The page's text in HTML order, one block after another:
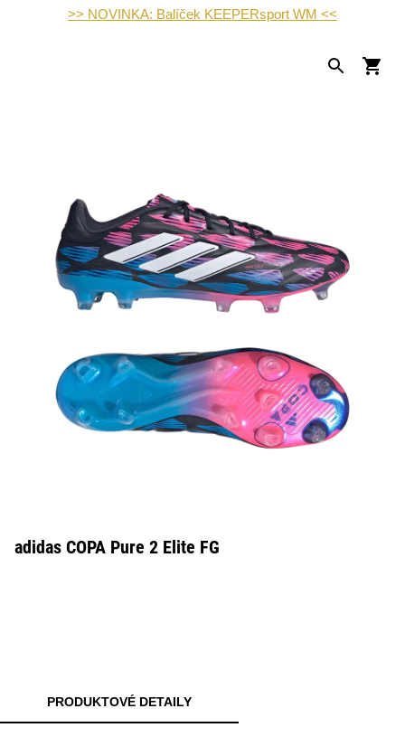
>> NOVINKA: Balíček KEEPERsport WM <<
adidas COPA Pure 2 Elite FG
PRODUKTOVÉ DETAILY